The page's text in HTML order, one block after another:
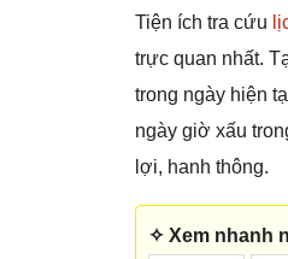
Tiện ích tra cứu
trực quan nhất.
trong ngày hiện
ngày giờ xấu
lợi, hanh thông.
✧ Xem nhanh